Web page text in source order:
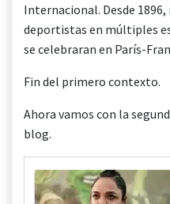
Internacional. Desde
deportistas en múltiples
se celebraran en París-
Fin del primero contexto.
Ahora vamos con la
blog.